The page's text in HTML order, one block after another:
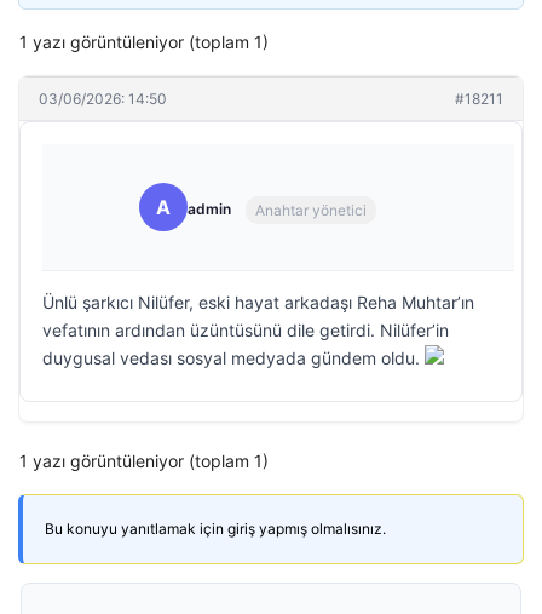
1 yazı görüntüleniyor (toplam 1)
03/06/2026: 14:50 #18211
A admin Anahtar yönetici
Ünlü şarkıcı Nilüfer, eski hayat arkadaşı Reha Muhtar’ın
vefatının ardından üzüntüsünü dile getirdi. Nilüfer’in
duygusal vedası sosyal medyada gündem oldu.
1 yazı görüntüleniyor (toplam 1)
Bu konuyu yanıtlamak için giriş yapmış olmalısınız.